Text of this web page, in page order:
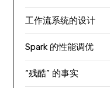
工作流系统的设计
Spark 的性能调优
“残酷” 的事实